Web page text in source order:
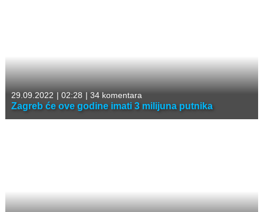
29.09.2022 | 02:28 | 34 komentara
Zagreb će ove godine imati 3 milijuna putnika